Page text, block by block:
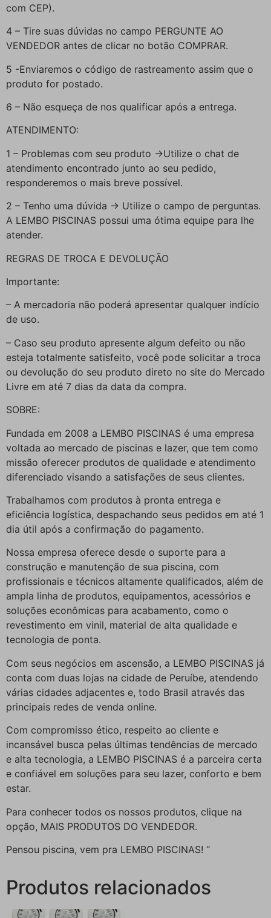
com CEP).
4 – Tire suas dúvidas no campo PERGUNTE AO
VENDEDOR antes de clicar no botão COMPRAR.
5 -Enviaremos o código de rastreamento assim que o
produto for postado.
6 – Não esqueça de nos qualificar após a entrega.
ATENDIMENTO:
1 – Problemas com seu produto ->Utilize o chat de
atendimento encontrado junto ao seu pedido,
responderemos o mais breve possível.
2 – Tenho uma dúvida -> Utilize o campo de perguntas.
A LEMBO PISCINAS possui uma ótima equipe para lhe
atender.
REGRAS DE TROCA E DEVOLUÇÃO
Importante:
– A mercadoria não poderá apresentar qualquer indício
de uso.
– Caso seu produto apresente algum defeito ou não
esteja totalmente satisfeito, você pode solicitar a troca
ou devolução do seu produto direto no site do Mercado
Livre em até 7 dias da data da compra.
SOBRE:
Fundada em 2008 a LEMBO PISCINAS é uma empresa
voltada ao mercado de piscinas e lazer, que tem como
missão oferecer produtos de qualidade e atendimento
diferenciado visando a satisfações de seus clientes.
Trabalhamos com produtos à pronta entrega e
eficiência logística, despachando seus pedidos em até 1
dia útil após a confirmação do pagamento.
Nossa empresa oferece desde o suporte para a
construção e manutenção de sua piscina, com
profissionais e técnicos altamente qualificados, além de
ampla linha de produtos, equipamentos, acessórios e
soluções econômicas para acabamento, como o
revestimento em vinil, material de alta qualidade e
tecnologia de ponta.
Com seus negócios em ascensão, a LEMBO PISCINAS já
conta com duas lojas na cidade de Peruíbe, atendendo
várias cidades adjacentes e, todo Brasil através das
principais redes de venda online.
Com compromisso ético, respeito ao cliente e
incansável busca pelas últimas tendências de mercado
e alta tecnologia, a LEMBO PISCINAS é a parceira certa
e confiável em soluções para seu lazer, conforto e bem
estar.
Para conhecer todos os nossos produtos, clique na
opção, MAIS PRODUTOS DO VENDEDOR.
Pensou piscina, vem pra LEMBO PISCINAS! “
Produtos relacionados